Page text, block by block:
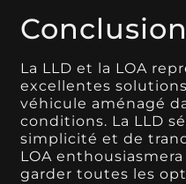
Conclusion
La LLD et la LOA
excellentes
véhicule aménagé
conditions. La LLD
simplicité et de
LOA
garder toutes les